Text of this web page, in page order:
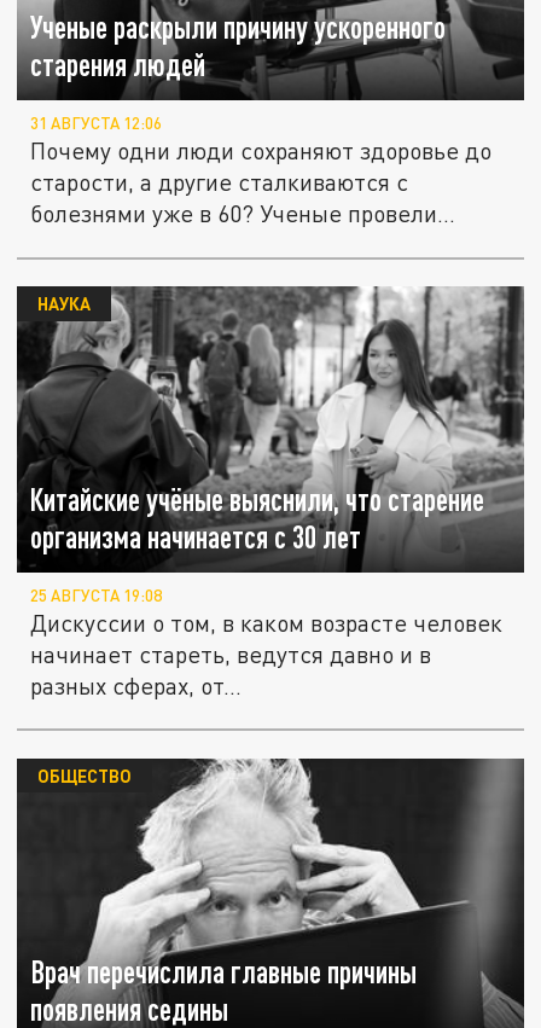
Ученые раскрыли причину ускоренного
старения людей
31 АВГУСТА 12:06
Почему одни люди сохраняют здоровье до
старости, а другие сталкиваются с
болезнями уже в 60? Ученые провели...
Китайские учёные выяснили, что старение
организма начинается с 30 лет
НАУКА
25 АВГУСТА 19:08
Дискуссии о том, в каком возрасте человек
начинает стареть, ведутся давно и в
разных сферах, от...
Врач перечислила главные причины
появления седины
ОБЩЕСТВО